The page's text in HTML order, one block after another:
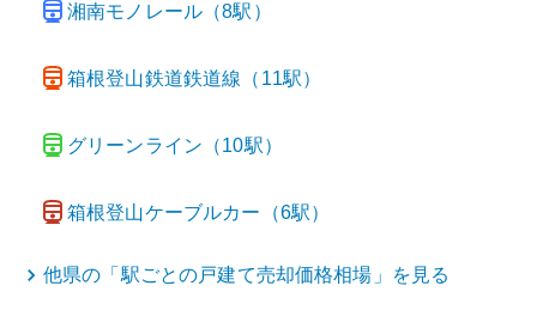
湘南モノレール （8駅）
箱根登山鉄道鉄道線 （ 11駅）
グリーンライン （10駅）
箱根登山ケーブルカー （6駅）
他県の「駅ごとの戸建て売却価格相場」を見る